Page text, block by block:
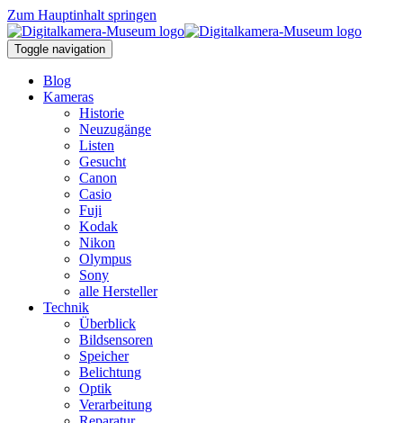
Zum Hauptinhalt springen
Toggle navigation
Blog
Kameras
Historie
Neuzugänge
Listen
Gesucht
Canon
Casio
Fuji
Kodak
Nikon
Olympus
Sony
alle Hersteller
Technik
Überblick
Bildsensoren
Speicher
Belichtung
Optik
Verarbeitung